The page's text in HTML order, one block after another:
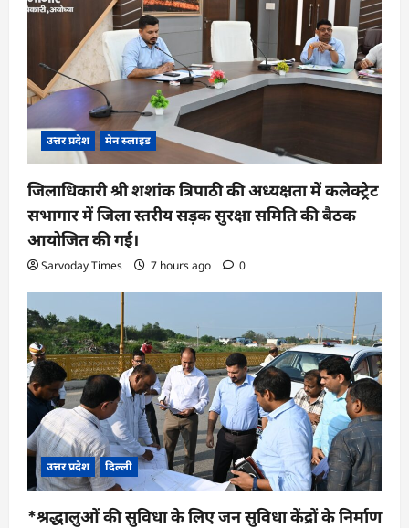
उत्तर प्रदेश मेन स्लाइड
जिलाधिकारी श्री शशांक त्रिपाठी की अध्यक्षता में कलेक्ट्रेट
सभागार में जिला स्तरीय सड़क सुरक्षा समिति की बैठक
आयोजित की गई।
Sarvoday Times 7 hours ago 0
उत्तर प्रदेश दिल्ली
*श्रद्धालुओं की सुविधा के लिए जन सुविधा केंद्रों के निर्माण